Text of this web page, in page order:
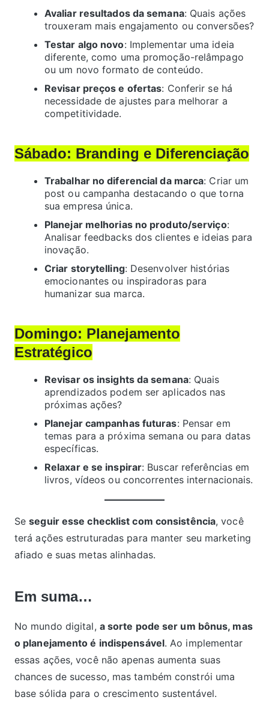
Avaliar resultados da semana: Quais ações
trouxeram mais engajamento ou conversões?
Testar algo novo: Implementar uma ideia
diferente, como uma promoção-relâmpago
ou um novo formato de conteúdo.
Revisar preços e ofertas: Conferir se há
necessidade de ajustes para melhorar a
competitividade.
Sábado: Branding e Diferenciação
Trabalhar no diferencial da marca: Criar um
post ou campanha destacando o que torna
sua empresa única.
Planejar melhorias no produto/serviço:
Analisar feedbacks dos clientes e ideias para
inovação.
Criar storytelling: Desenvolver histórias
emocionantes ou inspiradoras para
humanizar sua marca.
Domingo: Planejamento
Estratégico
Revisar os insights da semana: Quais
aprendizados podem ser aplicados nas
próximas ações?
Planejar campanhas futuras: Pensar em
temas para a próxima semana ou para datas
específicas.
Relaxar e se inspirar: Buscar referências em
livros, vídeos ou concorrentes internacionais.
Seseguir esse checklist com consistência, você
terá ações estruturadas para manter seu marketing
afiado e suas metas alinhadas.
Em suma…
No mundo digital, a sorte pode ser um bônus, mas
o planejamento é indispensável. Ao implementar
essas ações, você não apenas aumenta suas
chances de sucesso, mas também constrói uma
base sólida para o crescimento sustentável.